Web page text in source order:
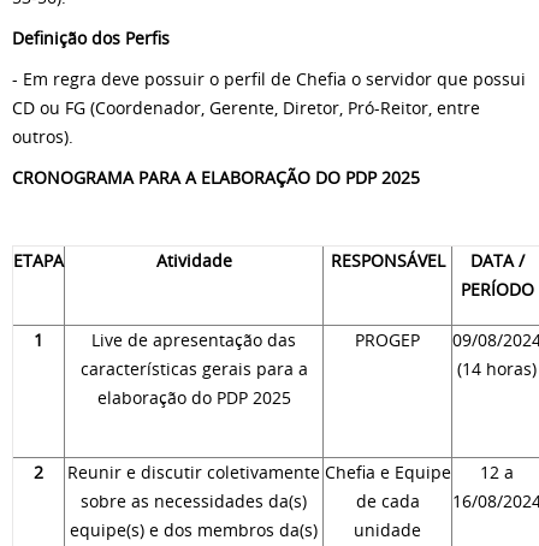
Definição dos Perfis
- Em regra deve possuir o perfil de Chefia o servidor que possui
CD ou FG (Coordenador, Gerente, Diretor, Pró-Reitor, entre
outros).
CRONOGRAMA PARA A ELABORAÇÃO DO PDP 2025
ETAPA Atividade RESPONSÁVEL
DATA /
PERÍODO
1
Live de apresentação das
características gerais para a
elaboração do PDP 2025
PROGEP
09/08/
(14 horas)
2
Reunir e discutir coletivamente
sobre as necessidades da(s)
equipe(s) e dos membros da(s)
Chefia e Equipe
de cada
unidade
12 a
16/08/